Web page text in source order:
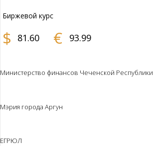
Биржевой курс
$ 81.60 € 93.99
Министерство финансов Чеченской Республики
Мэрия города Аргун
ЕГРЮЛ